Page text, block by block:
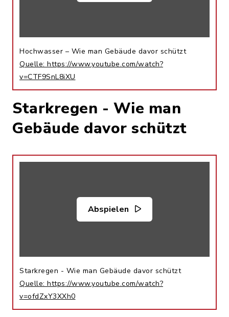
Hochwasser – Wie man Gebäude davor schützt
Quelle: https://www.youtube.com/watch?
v=CTF9SnL8iXU
Starkregen - Wie man
Gebäude davor schützt
Abspielen
Starkregen - Wie man Gebäude davor schützt
Quelle: https://www.youtube.com/watch?
v=ofdZxY3XXh0